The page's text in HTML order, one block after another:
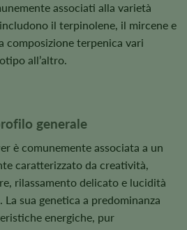
associati alla varietà
il terpinolene, il mircene e
composizione terpenica vari
all’altro.
generale
è comunemente associata a un
caratterizzato da creatività,
rilassamento delicato e lucidità
sua genetica a predominanza
energiche, pur